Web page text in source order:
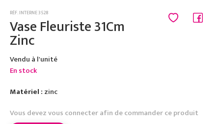
RÉF. INTERNE 3528
Vase Fleuriste 31Cm
Zinc
Vendu à l'unité
En stock
Matériel : zinc
Vous devez vous connecter afin de commander ce produit